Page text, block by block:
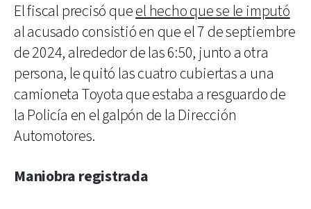
El fiscal precisó queel hecho que se le imputó
al acusado consistió en que el 7 de septiembre
de 2024, alrededor de las 6:50, junto a otra
persona, le quitó las cuatro cubiertas a una
camioneta Toyota que estaba a resguardo de
la Policía en el galpón de la Dirección
Automotores.
Maniobra registrada